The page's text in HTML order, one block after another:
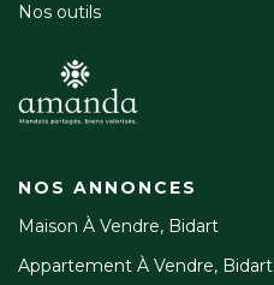
Nos outils
NOS ANNONCES
Maison À Vendre, Bidart
Appartement À Vendre, Bidart